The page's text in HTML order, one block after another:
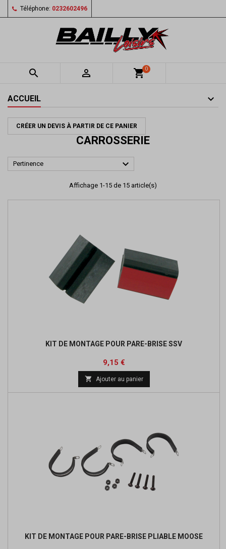
Téléphone: 0232602496
  shopping_cart0
ACCUEIL
CRÉER UN DEVIS À PARTIR DE CE PANIER
CARROSSERIE
Pertinence 
Affichage 1-15 de 15 article(s)
KIT DE MONTAGE POUR PARE-BRISE SSV
Prix
9,15 €Prix
base
 Ajouter au panier
KIT DE MONTAGE POUR PARE-BRISE PLIABLE MOOSE